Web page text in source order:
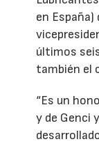
en España)
últimos
también el
“Es un
y de Genci